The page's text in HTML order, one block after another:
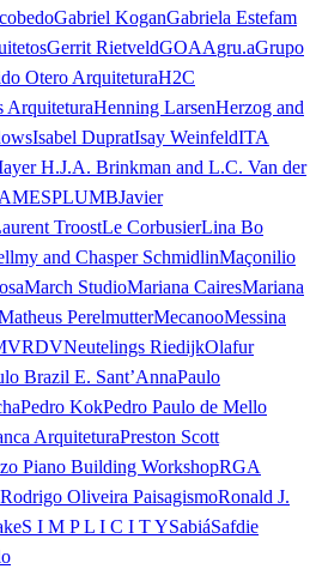
Gabriel KoganGabriela Estefam
Gerrit RietveldGOAAgru.aGrupo
Otero ArquiteturaH2C
ArquiteturaHenning LarsenHerzog and
Isabel DupratIsay WeinfeldITA
H.J.A. Brinkman and L.C. Van der
Javier
TroostLe CorbusierLina Bo
and Chasper SchmidlinMaçonilio
March StudioMariana CairesMariana
PerelmutterMecanooMessina
Neutelings RiedijkOlafur
Brazil E. Sant’AnnaPaulo
Pedro KokPedro Paulo de Mello
ArquiteturaPreston Scott
Piano Building WorkshopRGA
Rodrigo Oliveira PaisagismoRonald J.
S I M P L I C I T YSabiáSafdie